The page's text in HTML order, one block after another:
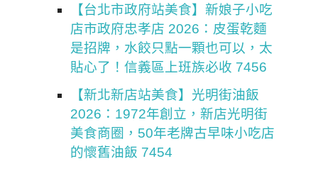
【台北市政府站美食】新娘子小吃
店市政府忠孝店 2026：皮蛋乾麵
是招牌，水餃只點一顆也可以，太
貼心了！信義區上班族必收 7456
【新北新店站美食】光明街油飯
2026：1972年創立，新店光明街
美食商圈，50年老牌古早味小吃店
的懷舊油飯 7454